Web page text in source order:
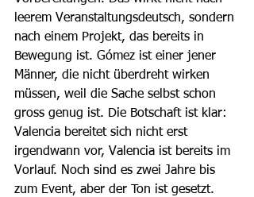
leerem Veranstaltungsdeutsch, sondern
nach einem Projekt, das bereits in
Bewegung ist. Gómez ist einer jener
Männer, die nicht überdreht wirken
müssen, weil die Sache selbst schon
gross genug ist. Die Botschaft ist klar:
Valencia bereitet sich nicht erst
irgendwann vor, Valencia ist bereits im
Vorlauf. Noch sind es zwei Jahre bis
zum Event, aber der Ton ist gesetzt.